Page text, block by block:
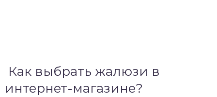
Как выбрать жалюзи в
интернет-магазине?